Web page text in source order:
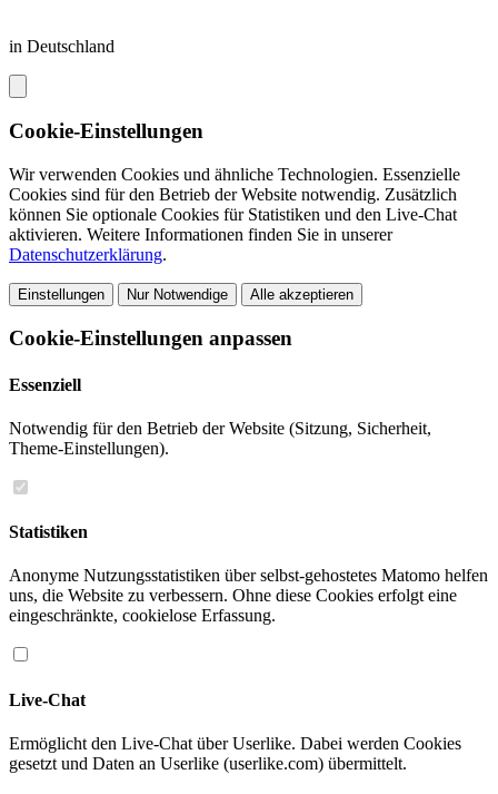
in Deutschland
Cookie-Einstellungen
Wir verwenden Cookies und ähnliche Technologien. Essenzielle
Cookies sind für den Betrieb der Website notwendig. Zusätzlich
können Sie optionale Cookies für Statistiken und den Live-Chat
aktivieren. Weitere Informationen finden Sie in unserer
Datenschutzerklärung.
Einstellungen Nur Notwendige Alle akzeptieren
Cookie-Einstellungen anpassen
Essenziell
Notwendig für den Betrieb der Website (Sitzung, Sicherheit,
Theme-Einstellungen).
Statistiken
Anonyme Nutzungsstatistiken über selbst-gehostetes Matomo helfen
uns, die Website zu verbessern. Ohne diese Cookies erfolgt eine
eingeschränkte, cookielose Erfassung.
Live-Chat
Ermöglicht den Live-Chat über Userlike. Dabei werden Cookies
gesetzt und Daten an Userlike (userlike.com) übermittelt.